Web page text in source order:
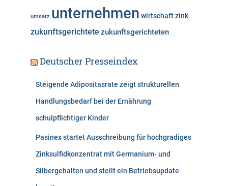
umsatz unternehmen wirtschaftzink
zukunftsgerichtete zukunftsgerichteten
Deutscher Presseindex
Steigende Adipositasrate zeigt strukturellen
Handlungsbedarf bei der Ernährung
schulpflichtiger Kinder
Pasinex startet Ausschreibung für hochgradiges
Zinksulfidkonzentrat mit Germanium- und
Silbergehalten und stellt ein Betriebsupdate